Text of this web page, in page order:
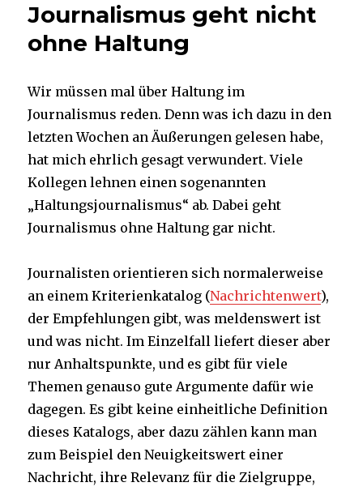
Journalismus geht nicht
ohne Haltung
Wir müssen mal über Haltung im
Journalismus reden. Denn was ich dazu in den
letzten Wochen an Äußerungen gelesen habe,
hat mich ehrlich gesagt verwundert. Viele
Kollegen lehnen einen sogenannten
„Haltungsjournalismus“ ab. Dabei geht
Journalismus ohne Haltung gar nicht.
Journalisten orientieren sich normalerweise
an einem Kriterienkatalog (Nachrichtenwert),
der Empfehlungen gibt, was meldenswert ist
und was nicht. Im Einzelfall liefert dieser aber
nur Anhaltspunkte, und es gibt für viele
Themen genauso gute Argumente dafür wie
dagegen. Es gibt keine einheitliche Definition
dieses Katalogs, aber dazu zählen kann man
zum Beispiel den Neuigkeitswert einer
Nachricht, ihre Relevanz für die Zielgruppe,